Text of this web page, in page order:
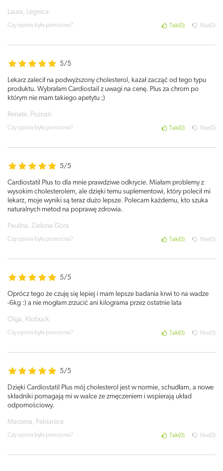
Laura, Legnica
Czy opinia była pomocna? Tak 0 Nie 0
5/5
Lekarz zalecił na podwyższony cholesterol, kazał zacząć od tego typu
produktu. Wybrałam Cardiostail z uwagi na cenę. Plus za chrom po
którym nie mam takiego apetytu ;)
Renata, Poznań
Czy opinia była pomocna? Tak 0 Nie 0
5/5
Cardiostatil Plus to dla mnie prawdziwe odkrycie. Miałam problemy z
wysokim cholesterolem, ale dzięki temu suplementowi, który polecił mi
lekarz, moje wyniki są teraz dużo lepsze. Polecam każdemu, kto szuka
naturalnych metod na poprawę zdrowia.
Paulina, Zielona Góra
Czy opinia była pomocna? Tak 0 Nie 0
5/5
Oprócz tego że czuję się lepiej i mam lepsze badania krwi to na wadze
-6kg :) a nie mogłam zrzucić ani kilograma przez ostatnie lata
Olga, Kłobuck
Czy opinia była pomocna? Tak 0 Nie 0
5/5
Dzięki Cardiostatil Plus mój cholesterol jest w normie, schudłam, a nowe
składniki pomagają mi w walce ze zmęczeniem i wspierają układ
odpornościowy.
Marzena, Pabianice
Czy opinia była pomocna? Tak 0 Nie 0